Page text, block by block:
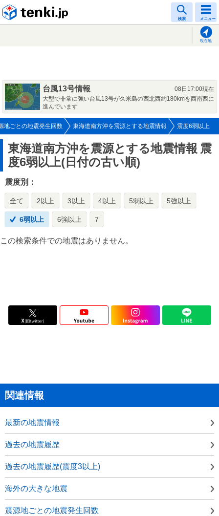
検索 メニュー
現在地
台風13号情報
08日17:00現在
大型で非常に強い台風13号が久米島の西北西約180kmを西南西に
進んでいます
地ごとの地震発生回数 東海道南方沖を震源とする地震情報 震度6弱以上
東海道南方沖を震源とする地震情報 震
度6弱以上(日付の古い順)
震度別：
全て 2以上 3以上 4以上 5弱以上 5強以上
6弱以上 6強以上 7
この検索条件での地震はありません。
関連情報
最新の地震情報
過去の地震履歴
過去の地震履歴(震度3以上)
海外の大きな地震
震源地ごとの地震発生回数